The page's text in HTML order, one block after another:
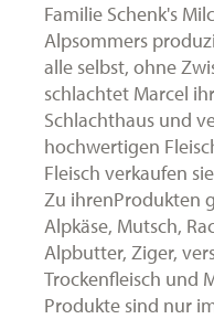
Familie Schenk's
Alpsommers
alle selbst, ohne
schlachtet Marcel
Schlachthaus und
hochwertigen
Fleisch verkaufen
Zu ihrenProdukten
Alpkäse, Mutsch,
Alpbutter, Ziger,
Trockenfleisch und
Produkte sind nur